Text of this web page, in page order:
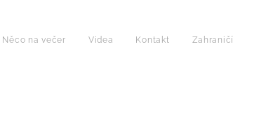
Něco na večer Videa Kontakt Zahraničí